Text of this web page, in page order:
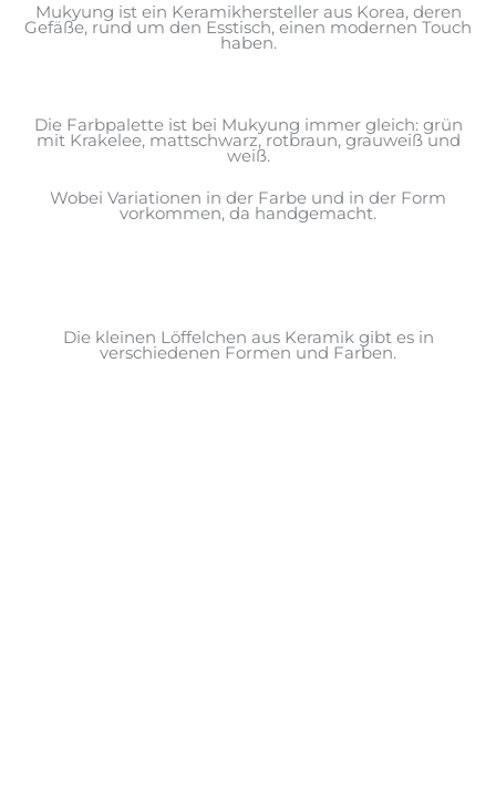
Mukyung ist ein Keramikhersteller aus Korea, deren
Gefäße, rund um den Esstisch, einen modernen Touch
haben.
Die Farbpalette ist bei Mukyung immer gleich: grün
mit Krakelee, mattschwarz, rotbraun, grauweiß und
weiß.
Wobei Variationen in der Farbe und in der Form
vorkommen, da handgemacht.
Die kleinen Löffelchen aus Keramik gibt es in
verschiedenen Formen und Farben.